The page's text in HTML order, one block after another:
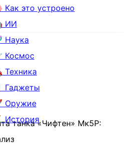
Как это устроено
ИИ
Наука
Космос
Техника
Гаджеты
Оружие
История
танка «Чифтен» Мк5Р: